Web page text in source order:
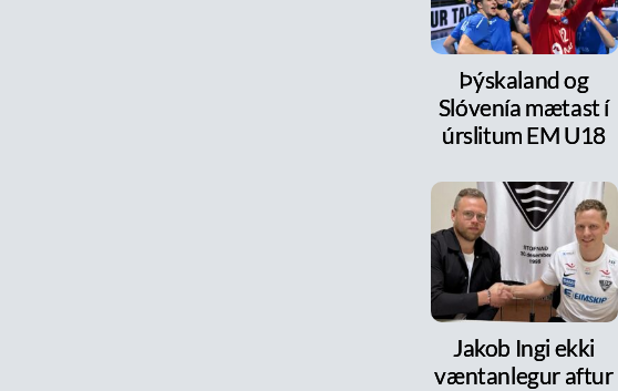
Þýskaland og
Slóvenía mætast í
úrslitum EM U18
Jakob Ingi ekki
væntanlegur aftur